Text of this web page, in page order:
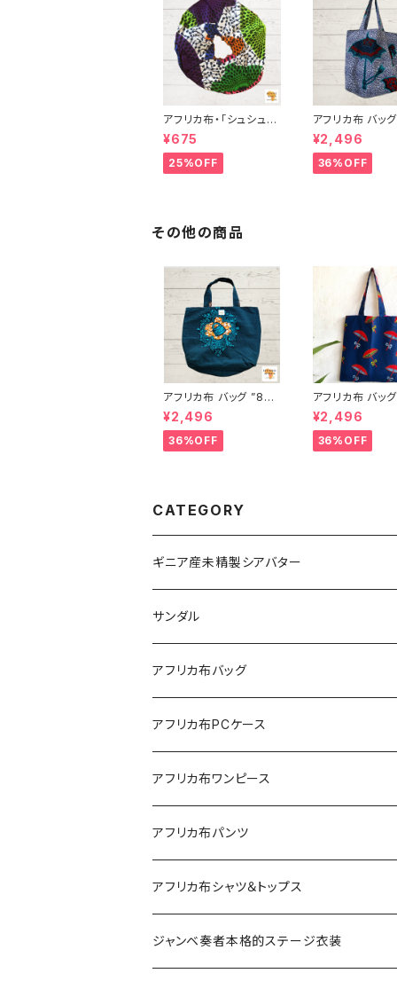
アフリカ布・「シュシュ」
アフリカンプリント パー
ニュ カンガ キテンゲ ト
ートバッグ エコバッグ
ギニア フェアトレード I
¥675
25%OFF
アフリカ布 バッ
アフリカンプリン
ニュ カンガ キテ
ートバッグ エコ
ギニア フェアト
¥2,496
36%OFF
その他の商品
アフリカ布 バッグ ”89”
"clé " アフリカンプリン
ト パーニュ カンガ キテ
ンゲ トートバッグ エコ
バッグ ギニア フェアトレ
¥2,496
36%OFF
アフリカ布 バッグ
7’’アフリカンプ
パーニュ カンガ
ゲ トートバッグ
グ ギニア フェア
¥2,496
36%OFF
CATEGORY
ギニア産未精製シアバター
サンダル
アフリカ布バッグ
Sac shopping rond
Sac shopping carré
petit carré
Pochette
Sacoche
アフリカ布PCケース
アフリカ布iPadケース
アフリカ布ワンピース
アフリカ布パンツ
レディースパンツ
Pantalon Gaucho
男女兼用パンツ
アフリカ布シャツ＆トップス
男女兼用シャツ
ジャンベ奏者本格的ステージ衣装